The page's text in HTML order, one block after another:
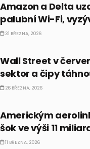
Amazon a Delta
palubní Wi-Fi,
31 BŘEZNA, 2026
Wall Street v
sektor a čipy
26 BŘEZNA, 2026
Americkým
šok ve výši 11
11 BŘEZNA, 2026